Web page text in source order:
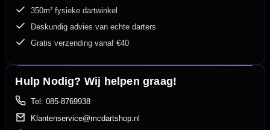
350m² fysieke dartwinkel
Deskundig advies van echte darters
Gratis verzending vanaf €40
Hulp Nodig? Wij helpen graag!
Tel: 085-8769938
Klantenservice@mcdartshop.nl